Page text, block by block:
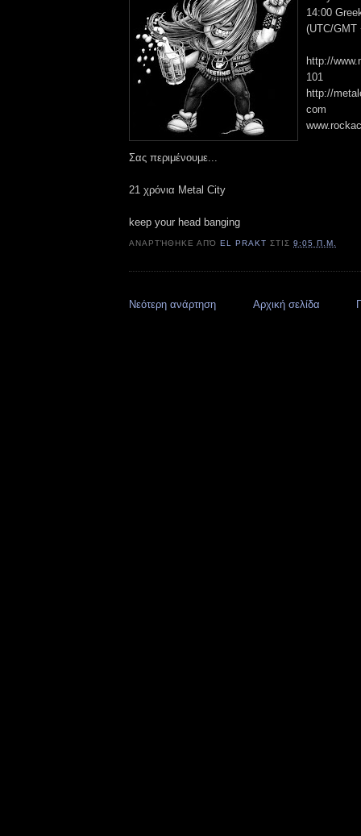
14:00
(UTC/GMT
http://
101
http://
com
Σας περιμένουμε...
21 χρόνια Metal City
keep your head banging
ΑΝΑΡΤΉΘΗΚΕ ΑΠΌEL PRAKT ΣΤΙΣ9:05 Π.Μ.
Νεότερη ανάρτηση Αρχική σελίδα